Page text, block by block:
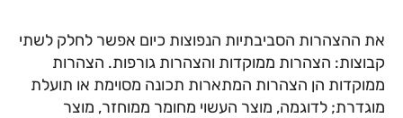
את ההצהרות הסביבתיות הנפוצות כיום אפשר לחלק לשתי
קבוצות: הצהרות ממוקדות והצהרות גורפות. הצהרות
ממוקדות הן הצהרות המתארות תכונה מסוימת או תועלת
מוגדרת; לדוגמה, מוצר העשוי מחומר ממוחזר, מוצר